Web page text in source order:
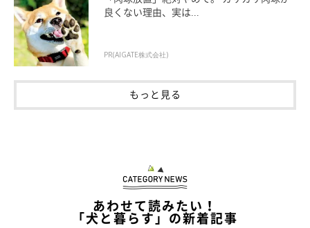
良くない理由、実は...
PR(AIGATE株式会社)
もっと見る
あわせて読みたい！
「犬と暮らす」の新着記事